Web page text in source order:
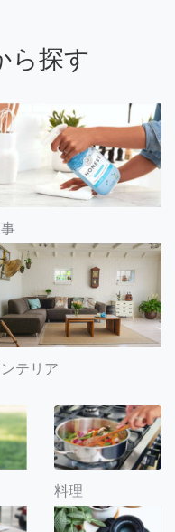
ら探す
テリア
料理